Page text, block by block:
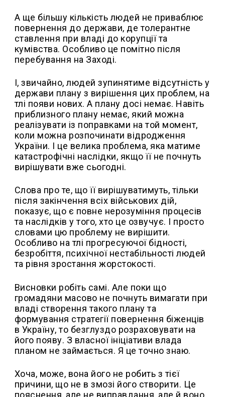
А ще більшу кількість людей не приваблює
повернення до держави, де толерантне
ставлення при владі до корупції та
кумівства. Особливо це помітно після
перебування на Заході.
І, звичайно, людей зупинятиме відсутність у
держави плану з вирішення цих проблем, на
тлі появи нових. А плану досі немає. Навіть
приблизного плану немає, який можна
реалізувати із поправками на той момент,
коли можна розпочинати відродження
України. І це велика проблема, яка матиме
катастрофічні наслідки, якщо її не почнуть
вирішувати вже сьогодні.
Слова про те, що її вирішуватимуть, тільки
після закінчення всіх військових дій,
показує, що є повне нерозуміння процесів
та наслідків у того, хто це озвучує. І просто
словами цю проблему не вирішити.
Особливо на тлі прогресуючої бідності,
безробіття, психічної нестабільності людей
та рівня зростання жорстокості.
Висновки робіть самі. Але поки що
громадяни масово не почнуть вимагати при
владі створення такого плану та
формування стратегії повернення біженців
в Україну, то безглуздо розраховувати на
його появу. З власної ініціативи влада
планом не займається. Я це точно знаю.
Хоча, може, вона його не робить з тієї
причини, що не в змозі його створити. Це
пояснення, але не виправдання, але й воно